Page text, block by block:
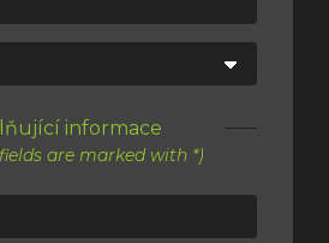
informace
are marked with *)